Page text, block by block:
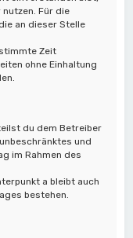
Für die
an dieser Stelle
Zeit
ohne Einhaltung
du dem Betreiber
und
im Rahmen des
a bleibt auch
bestehen.